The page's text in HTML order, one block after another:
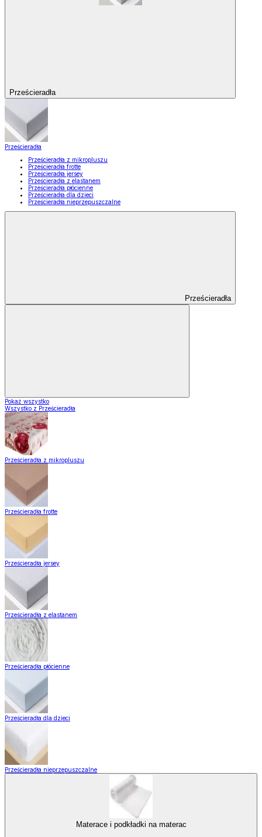
Prześcieradła
Prześcieradła
Prześcieradła z mikropluszu
Prześcieradła frotte
Prześcieradła jersey
Prześcieradła z elastanem
Prześcieradła płócienne
Prześcieradła dla dzieci
Prześcieradła nieprzepuszczalne
Prześcieradła
Pokaż wszystko
Wszystko z Prześcieradła
Prześcieradła z mikropluszu
Prześcieradła frotte
Prześcieradła jersey
Prześcieradła z elastanem
Prześcieradła płócienne
Prześcieradła dla dzieci
Prześcieradła nieprzepuszczalne
Materace i podkładki na materac